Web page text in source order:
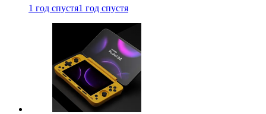
1 год спустя1 год спустя